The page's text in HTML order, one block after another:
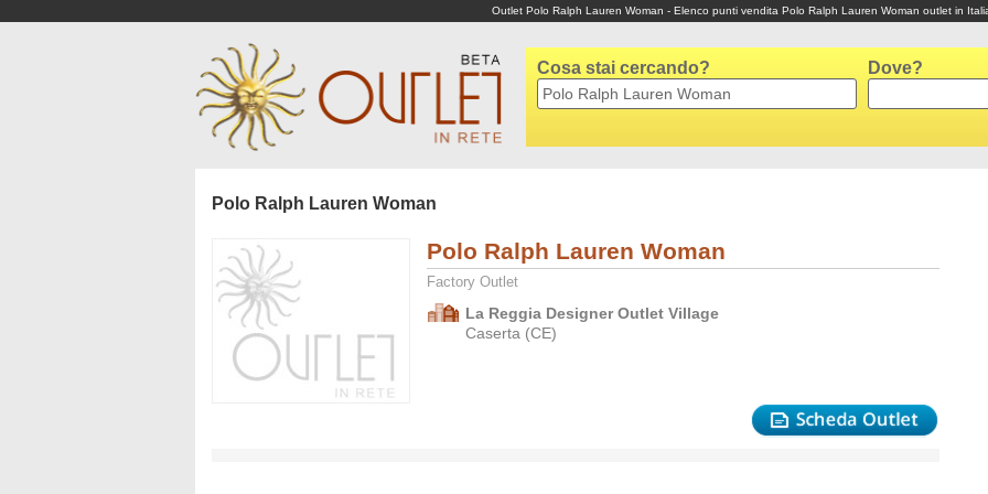
Outlet Polo Ralph Lauren Woman - Elenco punti vendita Polo Ralph Lauren Woman outlet in
Cosa stai cercando? Dove?
Polo Ralph Lauren Woman
Polo Ralph Lauren Woman
Factory Outlet
La Reggia Designer Outlet Village
Caserta (CE)